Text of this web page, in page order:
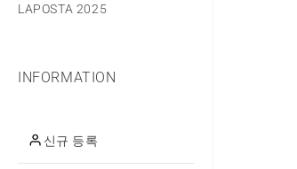
LAPOSTA 2025
INFORMATION
신규 등록